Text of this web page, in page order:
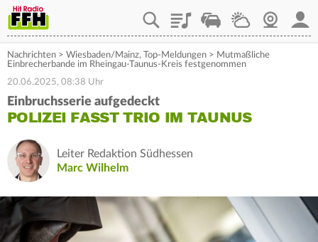
PlaylistStaupilotWetterWebcam
Nachrichten > Wiesbaden/Mainz, Top-Meldungen > Mutmaßliche
Einbrecherbande im Rheingau-Taunus-Kreis festgenommen
20.06.2025, 08:38 Uhr
Einbruchsserie aufgedeckt
POLIZEI FASST TRIO IM TAUNUS
Leiter Redaktion Südhessen
Marc Wilhelm